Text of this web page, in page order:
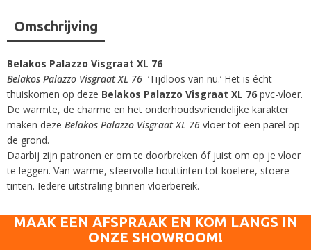
Omschrijving
Belakos Palazzo Visgraat XL 76
Belakos Palazzo Visgraat XL 76 ‘Tijdloos van nu.’ Het is écht
thuiskomen op deze Belakos Palazzo Visgraat XL 76 pvc-vloer.
De warmte, de charme en het onderhoudsvriendelijke karakter
maken deze Belakos Palazzo Visgraat XL 76 vloer tot een parel op
de grond.
Daarbij zijn patronen er om te doorbreken óf juist om op je vloer
te leggen. Van warme, sfeervolle houttinten tot koelere, stoere
tinten. Iedere uitstraling binnen vloerbereik.
MAAK EEN AFSPRAAK EN KOM LANGS IN
ONZE SHOWROOM!